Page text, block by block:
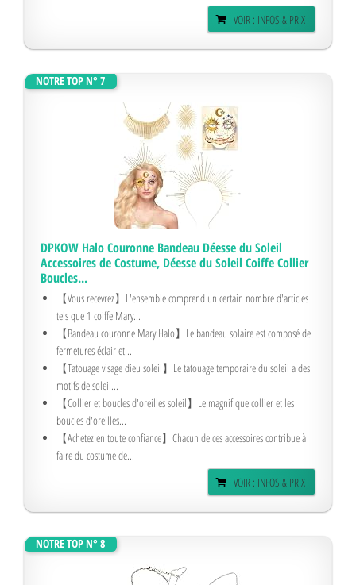
VOIR : INFOS & PRIX
NOTRE TOP N° 7
DPKOW Halo Couronne Bandeau Déesse du Soleil
Accessoires de Costume, Déesse du Soleil Coiffe Collier
Boucles...
【Vous recevrez】L'ensemble comprend un certain nombre d'articles
tels que 1 coiffe Mary...
【Bandeau couronne Mary Halo】Le bandeau solaire est composé de
fermetures éclair et...
【Tatouage visage dieu soleil】Le tatouage temporaire du soleil a des
motifs de soleil...
【Collier et boucles d'oreilles soleil】Le magnifique collier et les
boucles d'oreilles...
【Achetez en toute confiance】Chacun de ces accessoires contribue à
faire du costume de...
VOIR : INFOS & PRIX
NOTRE TOP N° 8